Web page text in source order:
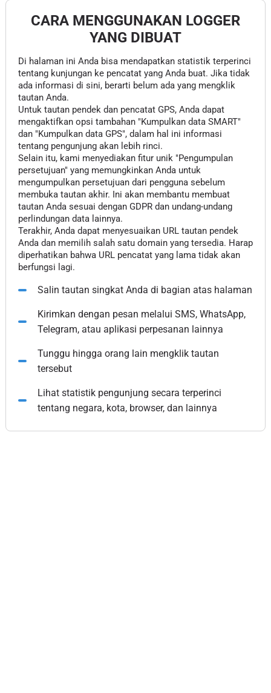
CARA MENGGUNAKAN LOGGER
YANG DIBUAT
Di halaman ini Anda bisa mendapatkan statistik terperinci
tentang kunjungan ke pencatat yang Anda buat. Jika tidak
ada informasi di sini, berarti belum ada yang mengklik
tautan Anda.
Untuk tautan pendek dan pencatat GPS, Anda dapat
mengaktifkan opsi tambahan "Kumpulkan data SMART"
dan "Kumpulkan data GPS", dalam hal ini informasi
tentang pengunjung akan lebih rinci.
Selain itu, kami menyediakan fitur unik "Pengumpulan
persetujuan" yang memungkinkan Anda untuk
mengumpulkan persetujuan dari pengguna sebelum
membuka tautan akhir. Ini akan membantu membuat
tautan Anda sesuai dengan GDPR dan undang-undang
perlindungan data lainnya.
Terakhir, Anda dapat menyesuaikan URL tautan pendek
Anda dan memilih salah satu domain yang tersedia. Harap
diperhatikan bahwa URL pencatat yang lama tidak akan
berfungsi lagi.
Salin tautan singkat Anda di bagian atas halaman
Kirimkan dengan pesan melalui SMS, WhatsApp,
Telegram, atau aplikasi perpesanan lainnya
Tunggu hingga orang lain mengklik tautan
tersebut
Lihat statistik pengunjung secara terperinci
tentang negara, kota, browser, dan lainnya